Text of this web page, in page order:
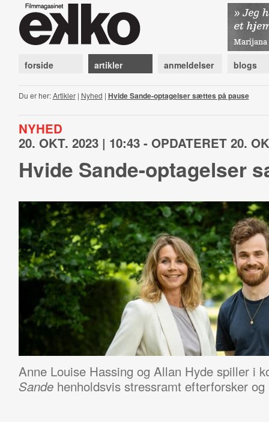
forside artikler anmeldelser blogs
Du er her:Artikler| Nyhed | Hvide Sande-optagelser sættes på pause
NYHED
20. OKT. 2023 | 10:43 - OPDATERET 20.
Hvide Sande-optagelser
Anne Louise Hassing og Allan Hyde spiller i
Sandehenholdsvis stressramt efterforsker og